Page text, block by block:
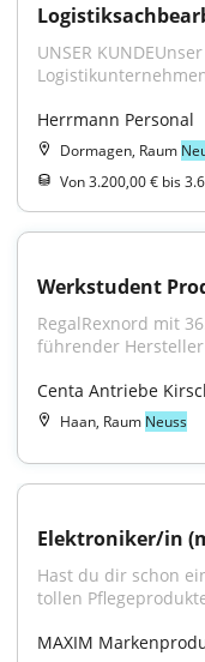
UNSER
Herrmann Personal
Dormagen, Raum
Von 3.200,00 € bis
Werkstudent
RegalRexnord mit
führender
Centa Antriebe
Haan, Raum Neuss
Elektroniker/in
Hast du dir schon
tollen
MAXIM